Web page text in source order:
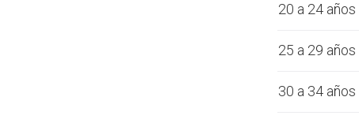
20 a 24 años
25 a 29 años
30 a 34 años